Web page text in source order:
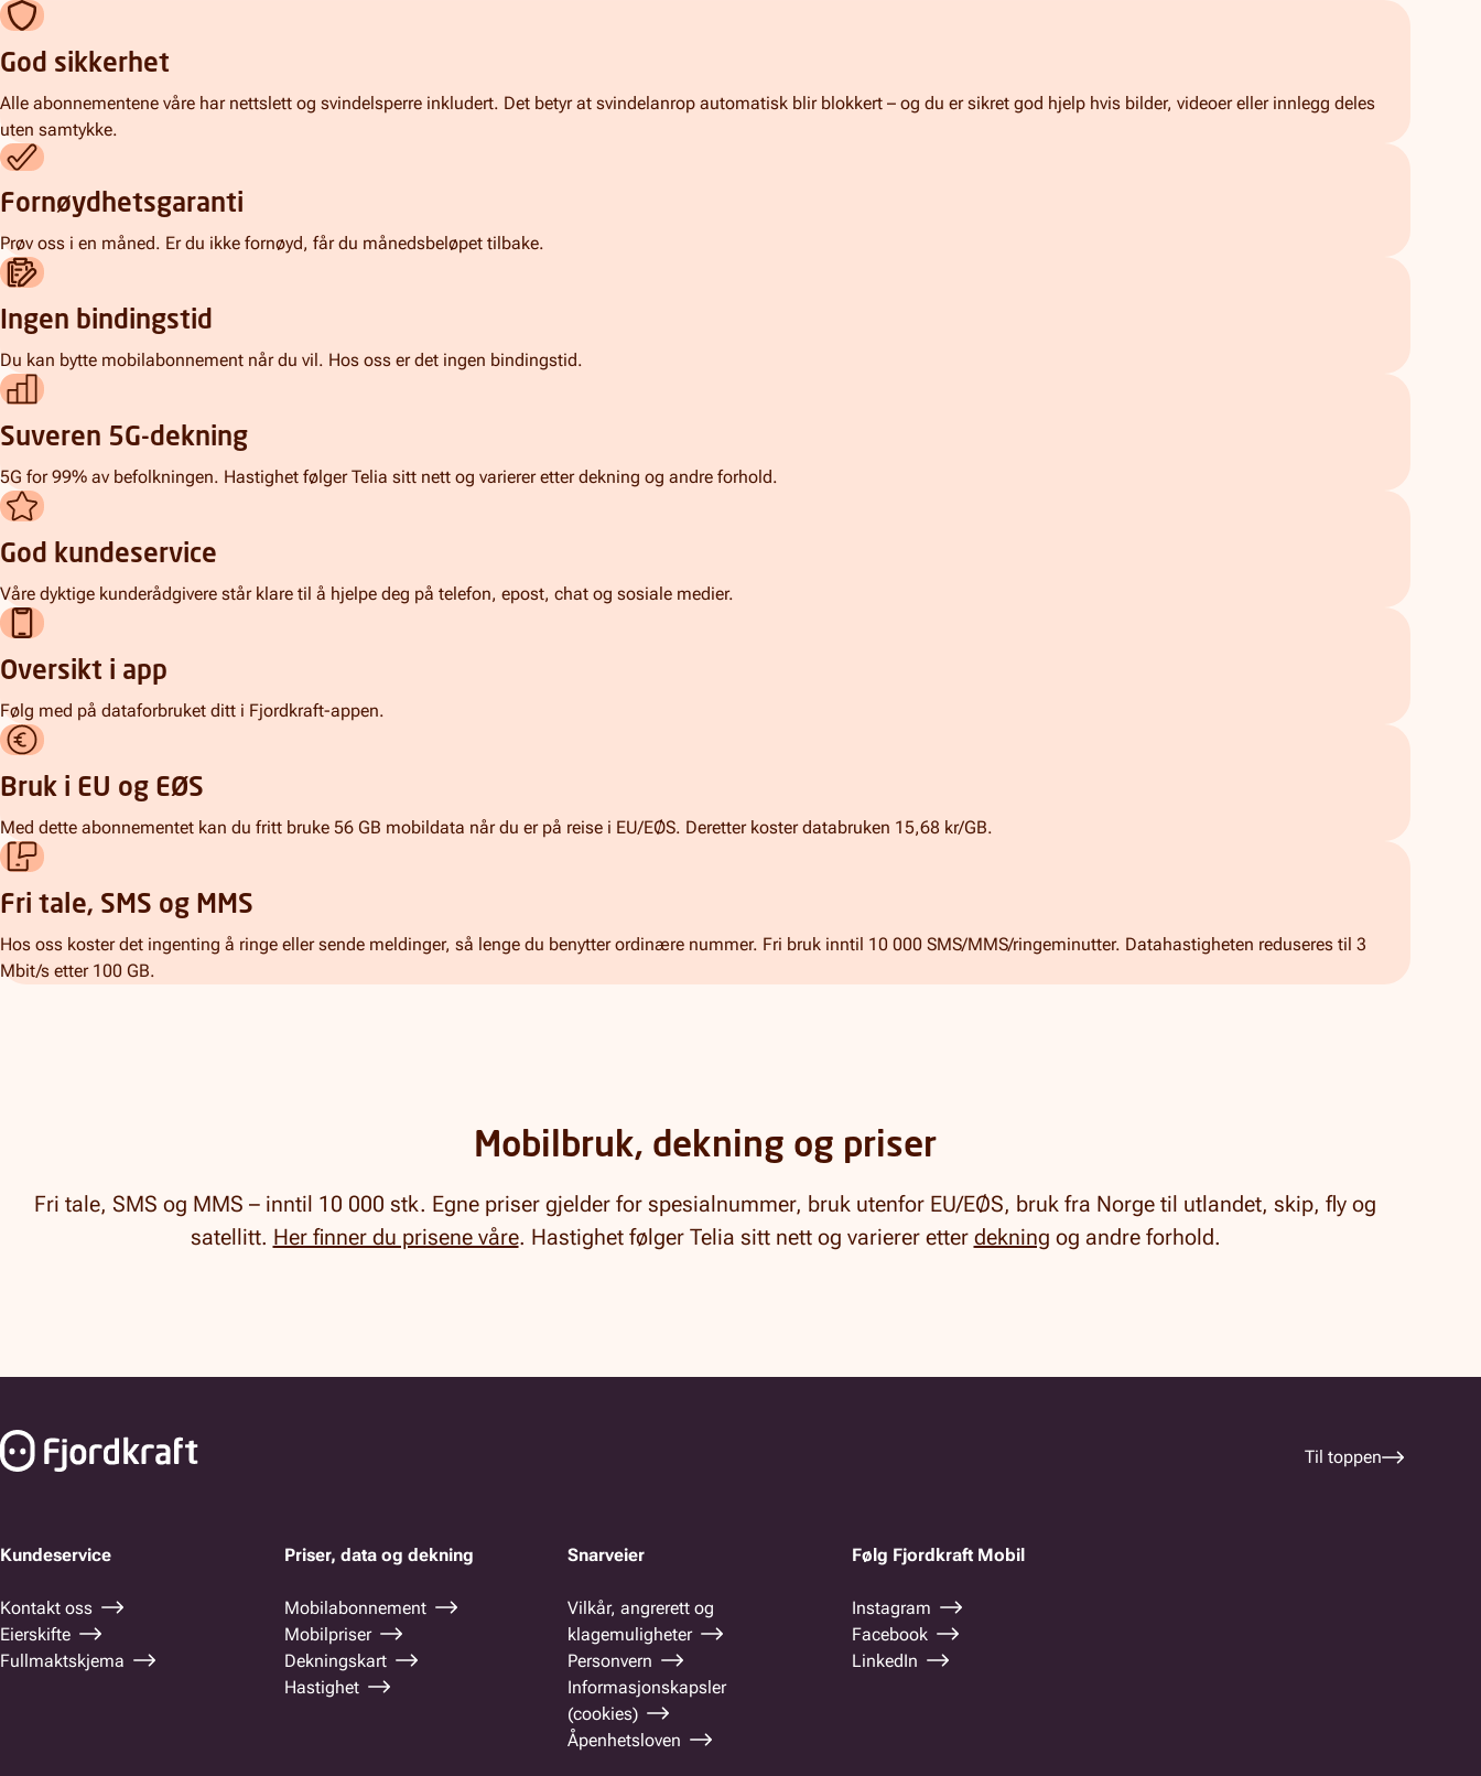
God sikkerhet
Alle abonnementene våre har nettslett og svindelsperre inkludert. Det betyr at svindelanrop automatisk blir blokkert – og du er sikret god hjelp hvis bilder, videoer eller innlegg deles
uten samtykke.
Fornøydhetsgaranti
Prøv oss i en måned. Er du ikke fornøyd, får du månedsbeløpet tilbake.
Ingen bindingstid
Du kan bytte mobilabonnement når du vil. Hos oss er det ingen bindingstid.
Suveren 5G-dekning
5G for 99% av befolkningen. Hastighet følger Telia sitt nett og varierer etter dekning og andre forhold.
God kundeservice
Våre dyktige kunderådgivere står klare til å hjelpe deg på telefon, epost, chat og sosiale medier.
Oversikt i app
Følg med på dataforbruket ditt i Fjordkraft-appen.
Bruk i EU og EØS
Med dette abonnementet kan du fritt bruke 56 GB mobildata når du er på reise i EU/EØS. Deretter koster databruken 15,68 kr/GB.
Fri tale, SMS og MMS
Hos oss koster det ingenting å ringe eller sende meldinger, så lenge du benytter ordinære nummer. Fri bruk inntil 10 000 SMS/MMS/ringeminutter. Datahastigheten reduseres til 3
Mbit/s etter 100 GB.
Mobilbruk, dekning og priser
Fri tale, SMS og MMS – inntil 10 000 stk. Egne priser gjelder for spesialnummer, bruk utenfor EU/EØS, bruk fra Norge til utlandet, skip, fly og
satellitt. Her finner du prisene våre. Hastighet følger Telia sitt nett og varierer etter dekning og andre forhold.
Til toppen
Kundeservice
Kontakt oss
Eierskifte
Fullmaktskjema
Priser, data og dekning
Mobilabonnement
Mobilpriser
Dekningskart
Hastighet
Snarveier
Vilkår, angrerett og
klagemuligheter
Personvern
Informasjonskapsler
(cookies)
Åpenhetsloven
Følg Fjordkraft Mobil
Instagram
Facebook
LinkedIn